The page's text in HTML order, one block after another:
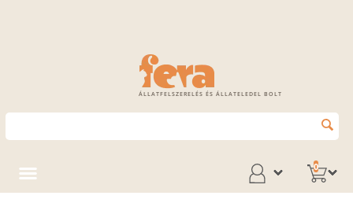
ÁLLATFELSZERELÉS ÉS ÁLLATELEDEL BOLT
0